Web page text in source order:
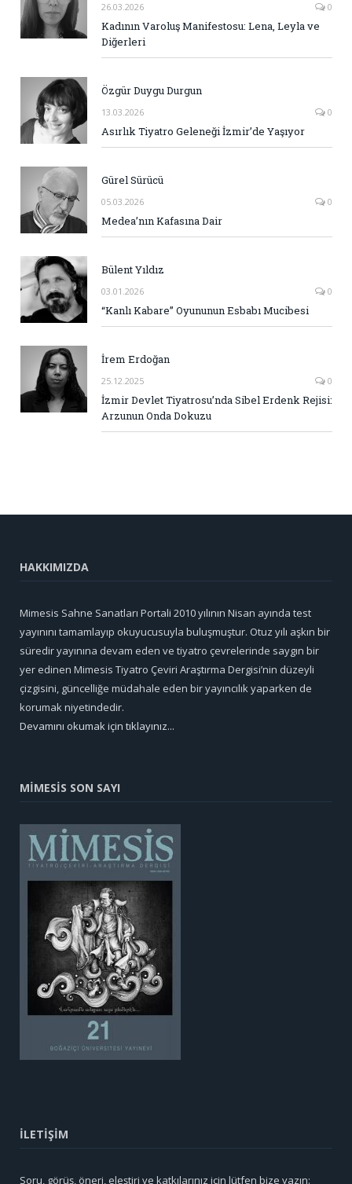
26.03.2026 0
Kadının Varoluş Manifestosu: Lena, Leyla ve
Diğerleri
Özgür Duygu Durgun
13.03.2026 0
Asırlık Tiyatro Geleneği İzmir’de Yaşıyor
Gürel Sürücü
05.03.2026 0
Medea’nın Kafasına Dair
Bülent Yıldız
03.01.2026 0
“Kanlı Kabare” Oyununun Esbabı Mucibesi
İrem Erdoğan
25.12.2025 0
İzmir Devlet Tiyatrosu’nda Sibel Erdenk Rejisi:
Arzunun Onda Dokuzu
HAKKIMIZDA
Mimesis Sahne Sanatları Portali 2010 yılının Nisan ayında test
yayınını tamamlayıp okuyucusuyla buluşmuştur. Otuz yılı aşkın bir
süredir yayınına devam eden ve tiyatro çevrelerinde saygın bir
yer edinen Mimesis Tiyatro Çeviri Araştırma Dergisi’nin düzeyli
çizgisini, güncelliğe müdahale eden bir yayıncılık yaparken de
korumak niyetindedir.
Devamını okumak için tıklayınız...
MİMESİS SON SAYI
İLETİŞİM
Soru, görüş, öneri, eleştiri ve katkılarınız için lütfen bize yazın: